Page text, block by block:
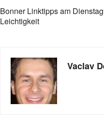
Bonner Linktipps am
Leichtigkeit
Vaclav